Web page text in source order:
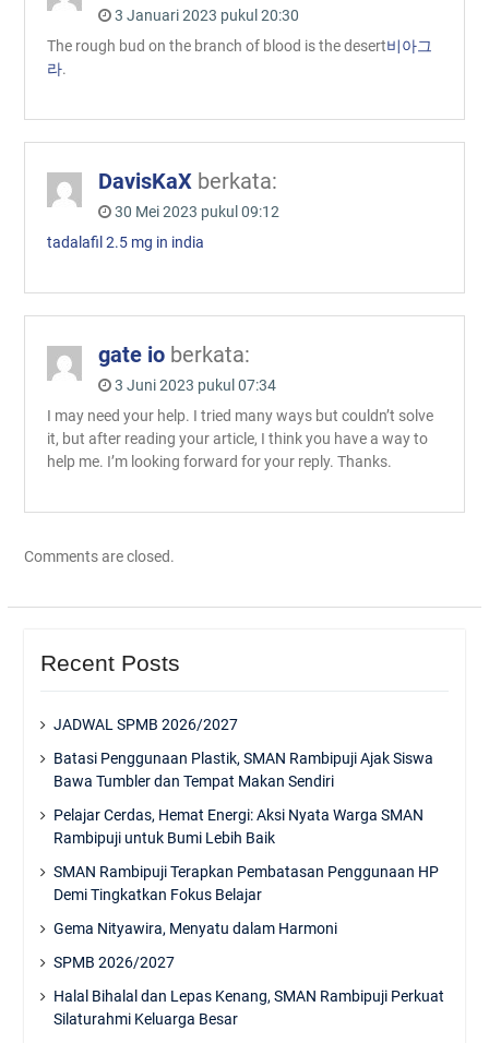
3 Januari 2023 pukul 20:30
The rough bud on the branch of blood is the desert비아그
라.
DavisKaX berkata:
30 Mei 2023 pukul 09:12
tadalafil 2.5 mg in india
gate io berkata:
3 Juni 2023 pukul 07:34
I may need your help. I tried many ways but couldn’t solve
it, but after reading your article, I think you have a way to
help me. I’m looking forward for your reply. Thanks.
Comments are closed.
Recent Posts
JADWAL SPMB 2026/2027
Batasi Penggunaan Plastik, SMAN Rambipuji Ajak Siswa
Bawa Tumbler dan Tempat Makan Sendiri
Pelajar Cerdas, Hemat Energi: Aksi Nyata Warga SMAN
Rambipuji untuk Bumi Lebih Baik
SMAN Rambipuji Terapkan Pembatasan Penggunaan HP
Demi Tingkatkan Fokus Belajar
Gema Nityawira, Menyatu dalam Harmoni
SPMB 2026/2027
Halal Bihalal dan Lepas Kenang, SMAN Rambipuji Perkuat
Silaturahmi Keluarga Besar